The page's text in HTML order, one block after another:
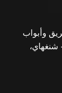
وأبواب
شنغهاي،